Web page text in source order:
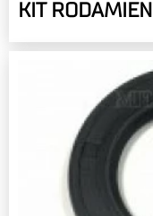
KIT